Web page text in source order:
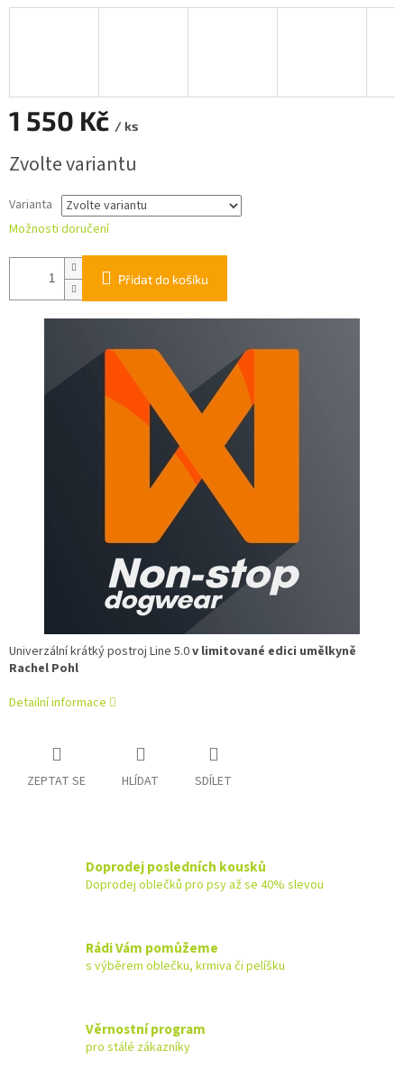
1 550 Kč / ks
cena:
Zvolte variantu
Varianta
Možnosti doručení
Přidat do košíku
Univerzální krátký postroj Line 5.0v limitované edici umělkyně
Rachel Pohl
Detailní informace
ZEPTAT SE HLÍDAT SDÍLET
Doprodej posledních kousků
Doprodej oblečků pro psy až se 40% slevou
Rádi Vám pomůžeme
s výběrem oblečku, krmiva či pelíšku
Věrnostní program
pro stálé zákazníky